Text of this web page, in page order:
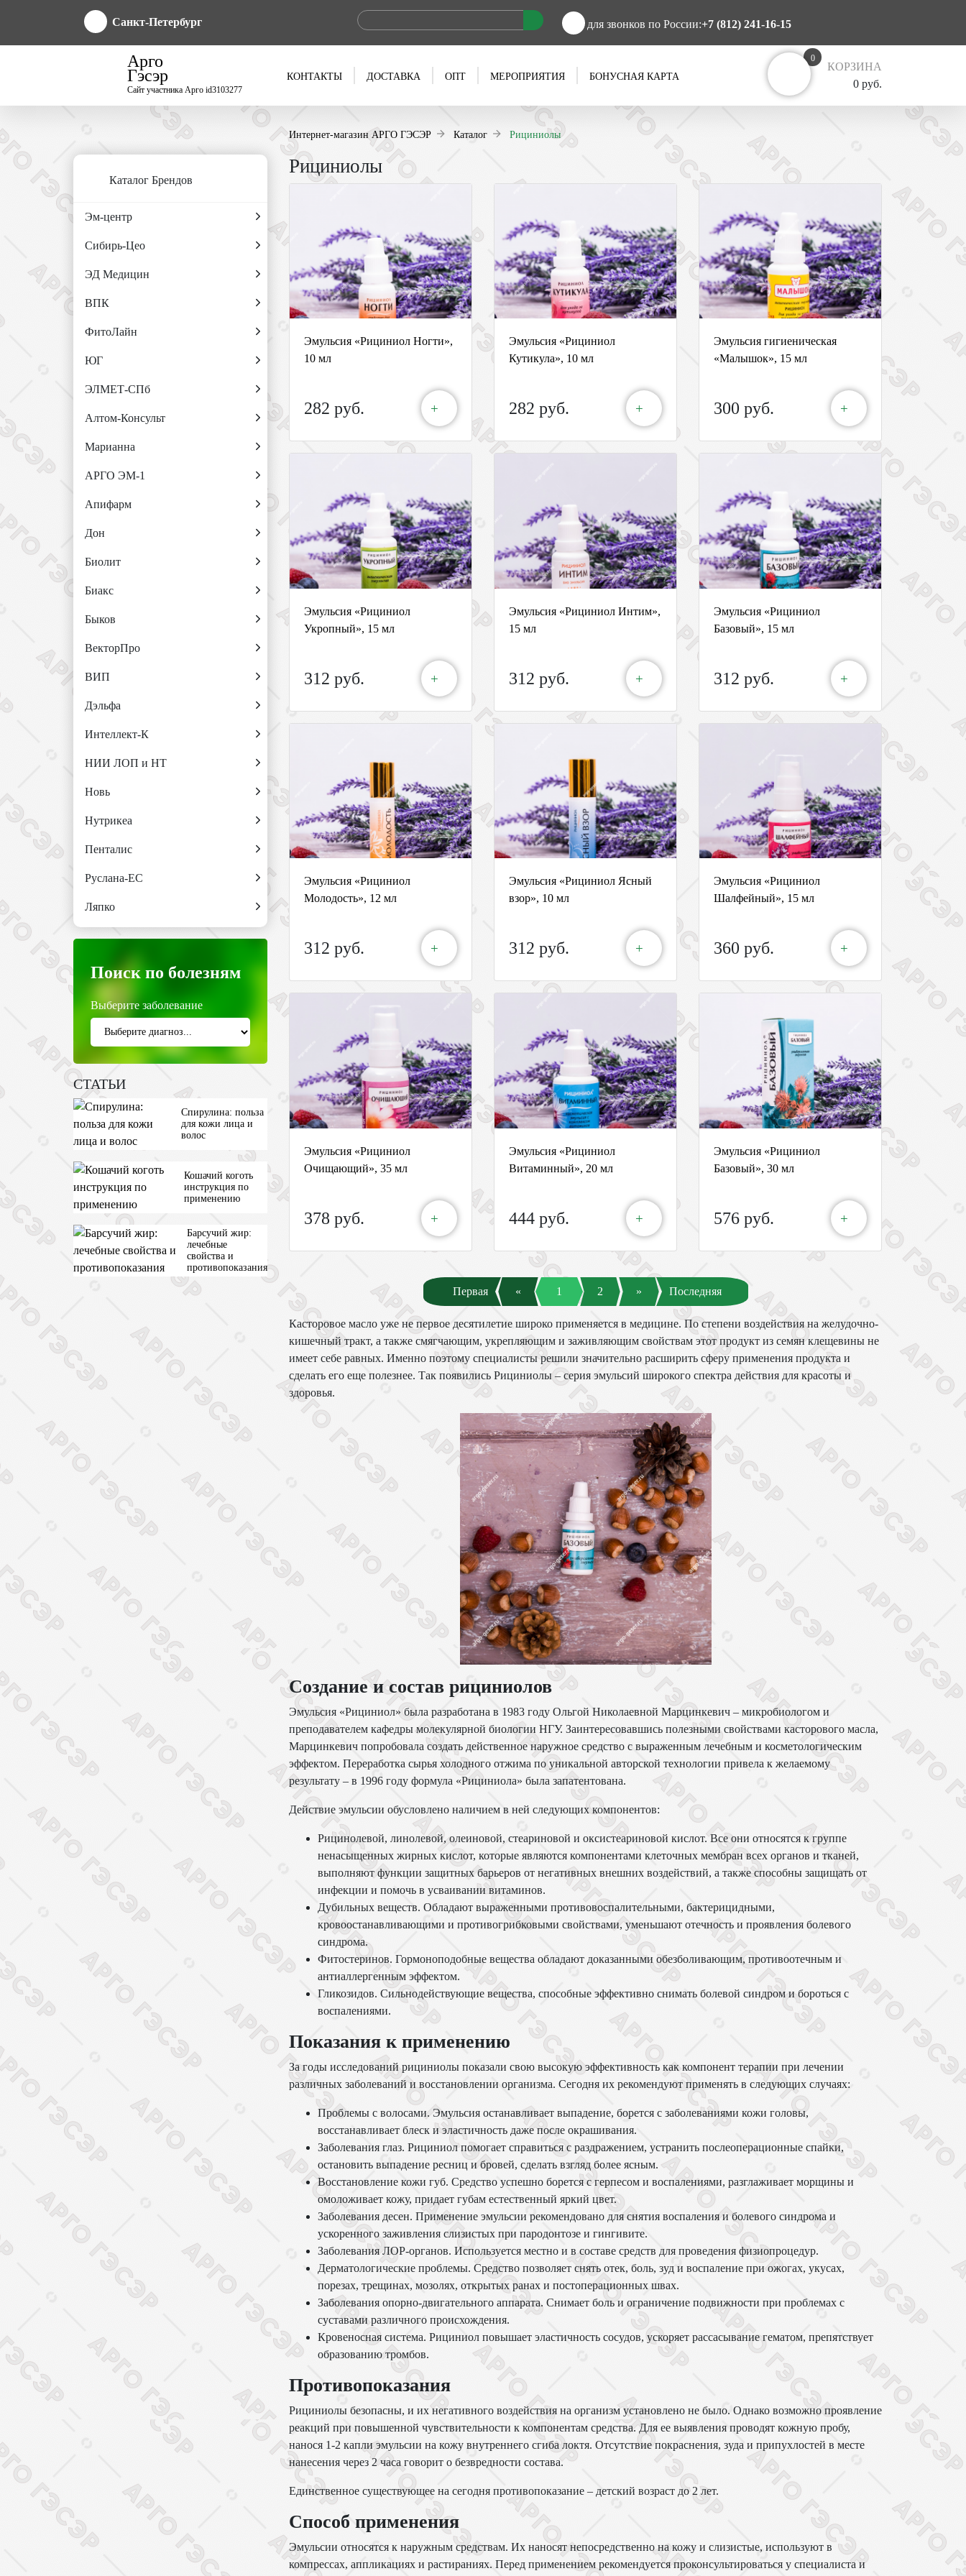
Санкт-Петербург для звонков по России:+7 (812) 241-16-15
Арго
Гэсэр
Сайт участника Арго id3103277
КОНТАКТЫ ДОСТАВКА ОПТ МЕРОПРИЯТИЯ БОНУСНАЯ КАРТА
0
КОРЗИНА
0 руб.
Интернет-магазин АРГО ГЭСЭР Каталог Рициниолы
Каталог Брендов
Эм-центр
Сибирь-Цео
ЭД Медицин
ВПК
ФитоЛайн
ЮГ
ЭЛМЕТ-СПб
Алтом-Консульт
Марианна
АРГО ЭМ-1
Апифарм
Дон
Биолит
Биакс
Быков
ВекторПро
ВИП
Дэльфа
Интеллект-К
НИИ ЛОП и НТ
Новь
Нутрикеа
Пенталис
Руслана-ЕС
Ляпко
Поиск по болезням
Выберите заболевание
СТАТЬИ
Спирулина: польза
для кожи лица и
волос
Кошачий коготь
инструкция по
применению
Барсучий жир:
лечебные
свойства и
противопоказания
Рициниолы
Эмульсия «Рициниол Ногти»,
10 мл
282 руб. +
Эмульсия «Рициниол
Кутикула», 10 мл
282 руб. +
Эмульсия гигиеническая
«Малышок», 15 мл
300 руб. +
Эмульсия «Рициниол
Укропный», 15 мл
312 руб. +
Эмульсия «Рициниол Интим»,
15 мл
312 руб. +
Эмульсия «Рициниол
Базовый», 15 мл
312 руб. +
Эмульсия «Рициниол
Молодость», 12 мл
312 руб. +
Эмульсия «Рициниол Ясный
взор», 10 мл
312 руб. +
Эмульсия «Рициниол
Шалфейный», 15 мл
360 руб. +
Эмульсия «Рициниол
Очищающий», 35 мл
378 руб. +
Эмульсия «Рициниол
Витаминный», 20 мл
444 руб. +
Эмульсия «Рициниол
Базовый», 30 мл
576 руб. +
Первая « 1 2 » Последняя
Касторовое масло уже не первое десятилетие широко применяется в медицине. По степени воздействия на желудочно-
кишечный тракт, а также смягчающим, укрепляющим и заживляющим свойствам этот продукт из семян клещевины не
имеет себе равных. Именно поэтому специалисты решили значительно расширить сферу применения продукта и
сделать его еще полезнее. Так появились Рициниолы – серия эмульсий широкого спектра действия для красоты и
здоровья.
Создание и состав рициниолов
Эмульсия «Рициниол» была разработана в 1983 году Ольгой Николаевной Марцинкевич – микробиологом и
преподавателем кафедры молекулярной биологии НГУ. Заинтересовавшись полезными свойствами касторового масла,
Марцинкевич попробовала создать действенное наружное средство с выраженным лечебным и косметологическим
эффектом. Переработка сырья холодного отжима по уникальной авторской технологии привела к желаемому
результату – в 1996 году формула «Рициниола» была запатентована.
Действие эмульсии обусловлено наличием в ней следующих компонентов:
Рицинолевой, линолевой, олеиновой, стеариновой и оксистеариновой кислот. Все они относятся к группе
ненасыщенных жирных кислот, которые являются компонентами клеточных мембран всех органов и тканей,
выполняют функции защитных барьеров от негативных внешних воздействий, а также способны защищать от
инфекции и помочь в усваивании витаминов.
Дубильных веществ. Обладают выраженными противовоспалительными, бактерицидными,
кровоостанавливающими и противогрибковыми свойствами, уменьшают отечность и проявления болевого
синдрома.
Фитостеринов. Гормоноподобные вещества обладают доказанными обезболивающим, противоотечным и
антиаллергенным эффектом.
Гликозидов. Сильнодействующие вещества, способные эффективно снимать болевой синдром и бороться с
воспалениями.
Показания к применению
За годы исследований рициниолы показали свою высокую эффективность как компонент терапии при лечении
различных заболеваний и восстановлении организма. Сегодня их рекомендуют применять в следующих случаях:
Проблемы с волосами. Эмульсия останавливает выпадение, борется с заболеваниями кожи головы,
восстанавливает блеск и эластичность даже после окрашивания.
Заболевания глаз. Рициниол помогает справиться с раздражением, устранить послеоперационные спайки,
остановить выпадение ресниц и бровей, сделать взгляд более ясным.
Восстановление кожи губ. Средство успешно борется с герпесом и воспалениями, разглаживает морщины и
омоложивает кожу, придает губам естественный яркий цвет.
Заболевания десен. Применение эмульсии рекомендовано для снятия воспаления и болевого синдрома и
ускоренного заживления слизистых при пародонтозе и гингивите.
Заболевания ЛОР-органов. Используется местно и в составе средств для проведения физиопроцедур.
Дерматологические проблемы. Средство позволяет снять отек, боль, зуд и воспаление при ожогах, укусах,
порезах, трещинах, мозолях, открытых ранах и постоперационных швах.
Заболевания опорно-двигательного аппарата. Снимает боль и ограничение подвижности при проблемах с
суставами различного происхождения.
Кровеносная система. Рициниол повышает эластичность сосудов, ускоряет рассасывание гематом, препятствует
образованию тромбов.
Противопоказания
Рициниолы безопасны, и их негативного воздействия на организм установлено не было. Однако возможно проявление
реакций при повышенной чувствительности к компонентам средства. Для ее выявления проводят кожную пробу,
нанося 1-2 капли эмульсии на кожу внутреннего сгиба локтя. Отсутствие покраснения, зуда и припухлостей в месте
нанесения через 2 часа говорит о безвредности состава.
Единственное существующее на сегодня противопоказание – детский возраст до 2 лет.
Способ применения
Эмульсии относятся к наружным средствам. Их наносят непосредственно на кожу и слизистые, используют в
компрессах, аппликациях и растираниях. Перед применением рекомендуется проконсультироваться у специалиста и